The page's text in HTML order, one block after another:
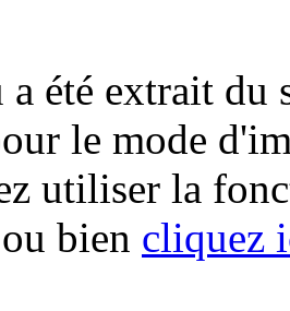
a été extrait
le mode
utiliser la
bien cliquez